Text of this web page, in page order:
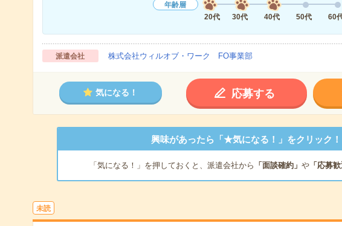
年齢層
20代
30代 40代 50代 60
派遣会社 株式会社ウィルオブ・ワーク FO事業部
気になる！ 応募する
興味があったら「★気になる！」をクリック！
「気になる！」を押しておくと、派遣会社から 「面談確約」 や「応募歓
未読